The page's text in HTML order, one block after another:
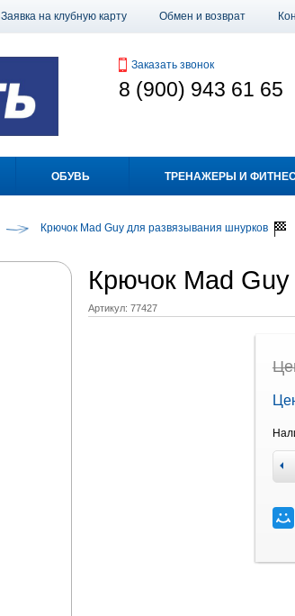
Заявка на клубную карту Обмен и возврат
Заказать звонок
8 (900) 943 61 65
ОБУВЬ ТРЕНАЖЕРЫ И
Крючок Mad Guy для развязывания шнурков
Крючок Mad
Артикул: 77427